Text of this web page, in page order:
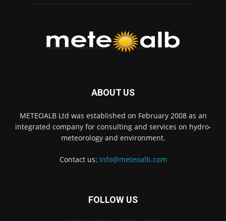
ABOUT US
METEOALB Ltd was established on February 2008 as an
integrated company for consulting and services on hydro-
meteorology and environment.
Contact us: info@meteoalb.com
FOLLOW US